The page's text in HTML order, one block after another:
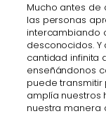
Mucho antes de
las personas
intercambiando
desconocidos.
cantidad infinita
enseñándonos
puede transmitir
amplía nuestros
nuestra manera